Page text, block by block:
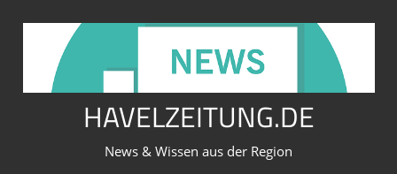
springen
HAVELZEITUNG.DE
News & Wissen aus der Region